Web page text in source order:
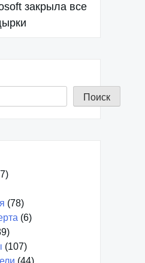
закрыла все
Поиск
(78)
(6)
(107)
(44)